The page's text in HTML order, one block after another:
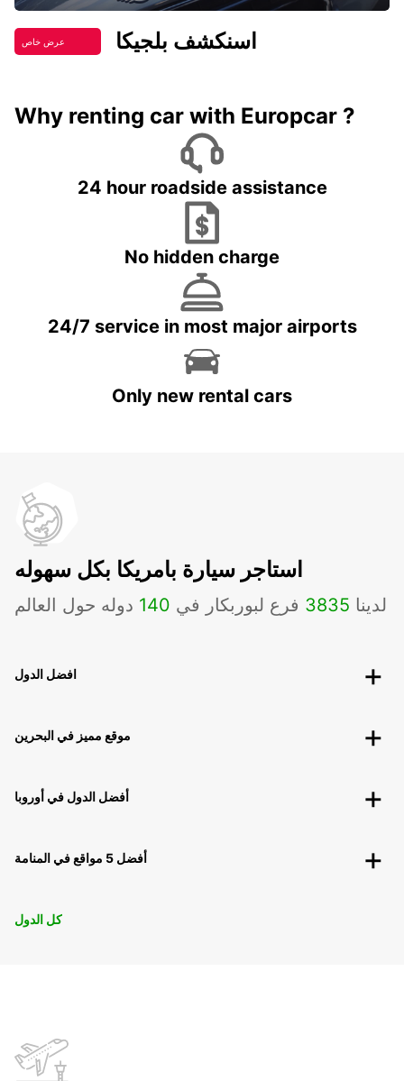
عرض خاص اسنكشف بلجيكا
Why renting car with Europcar ?
24 hour roadside assistance
No hidden charge
24/7 service in most major airports
Only new rental cars
استاجر سيارة بامريكا بكل سهوله
لدينا 3835 فرع لبوربكار في 140 دوله حول العالم
افضل الدول
موقع مميز في البحرين
أفضل الدول في أوروبا
أفضل 5 مواقع في المنامة
كل الدول